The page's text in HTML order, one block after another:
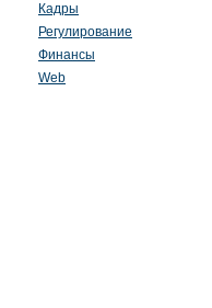
Кадры
Регулирование
Финансы
Web